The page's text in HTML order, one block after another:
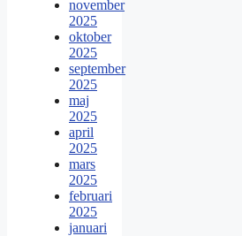
november
2025
oktober
2025
september
2025
maj
2025
april
2025
mars
2025
februari
2025
januari